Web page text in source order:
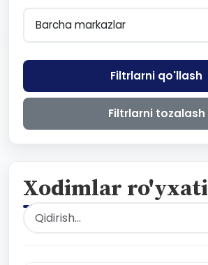
Filtrlarni qo'llash
Filtrlarni tozalash
Xodimlar ro'yxati